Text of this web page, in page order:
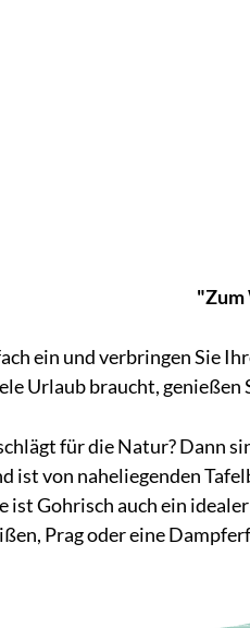
"Zum
ein und verbringen Sie
Urlaub braucht,
für die Natur? Dann
ist von naheliegenden
ist Gohrisch auch ein
Prag oder eine